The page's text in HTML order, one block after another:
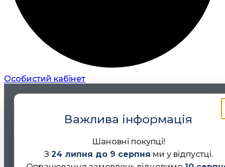
Особистий кабінет
Важлива інформація
Шановні покупці!
З 24 липня до 9 серпня ми у відпустці.